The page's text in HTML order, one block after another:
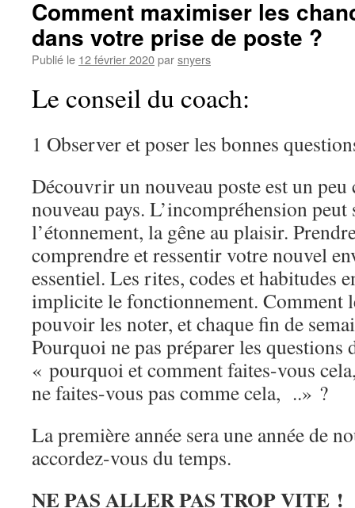
Comment maximiser les
dans votre prise de poste ?
Publié le 12 février 2020parsnyers
Le conseil du coach:
1 Observer et poser les bonnes
Découvrir un nouveau poste est un
nouveau pays. L’incompréhension peut
l’étonnement, la gêne au plaisir.
comprendre et ressentir votre nouvel
essentiel. Les rites, codes et habitudes
implicite le fonctionnement. Comment
pouvoir les noter, et chaque fin de
Pourquoi ne pas préparer les questions
« pourquoi et comment faites-vous
ne faites-vous pas comme cela, ..» ?
La première année sera une année de
accordez-vous du temps.
NE PAS ALLER PAS TROP VITE !